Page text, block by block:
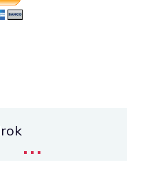
...